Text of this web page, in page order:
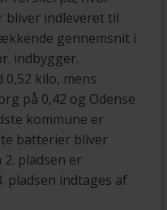
bliver indleveret til
gennemsnit i
indbygger.
kilo, mens
på 0,42 og Odense
kommune er
batterier bliver
pladsen er
pladsen indtages af